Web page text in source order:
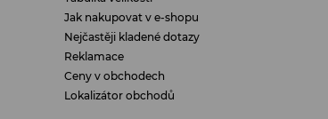
Jak nakupovat v e-shopu
Nejčastěji kladené dotazy
Reklamace
Ceny v obchodech
Lokalizátor obchodů